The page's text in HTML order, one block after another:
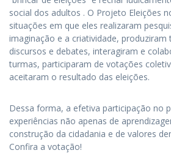
social dos adultos . O Projeto Eleições
situações em que eles realizaram
imaginação e a criatividade, produziram
discursos e debates, interagiram e
turmas, participaram de votações
aceitaram o resultado das eleições.
Dessa forma, a efetiva participação no
experiências não apenas de
construção da cidadania e de valores
Confira a votação!